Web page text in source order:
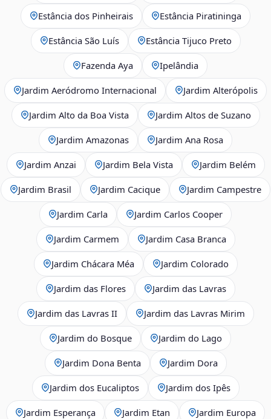
Estância dos Pinheirais Estância Piratininga
Estância São Luís Estância Tijuco Preto
Fazenda Aya Ipelândia
Jardim Aeródromo Internacional Jardim Alterópolis
Jardim Alto da Boa Vista Jardim Altos de Suzano
Jardim Amazonas Jardim Ana Rosa
Jardim Anzai Jardim Bela Vista Jardim Belém
Jardim Brasil Jardim Cacique Jardim Campestre
Jardim Carla Jardim Carlos Cooper
Jardim Carmem Jardim Casa Branca
Jardim Chácara Méa Jardim Colorado
Jardim das Flores Jardim das Lavras
Jardim das Lavras II Jardim das Lavras Mirim
Jardim do Bosque Jardim do Lago
Jardim Dona Benta Jardim Dora
Jardim dos Eucaliptos Jardim dos Ipês
Jardim Esperança Jardim Etan Jardim Europa